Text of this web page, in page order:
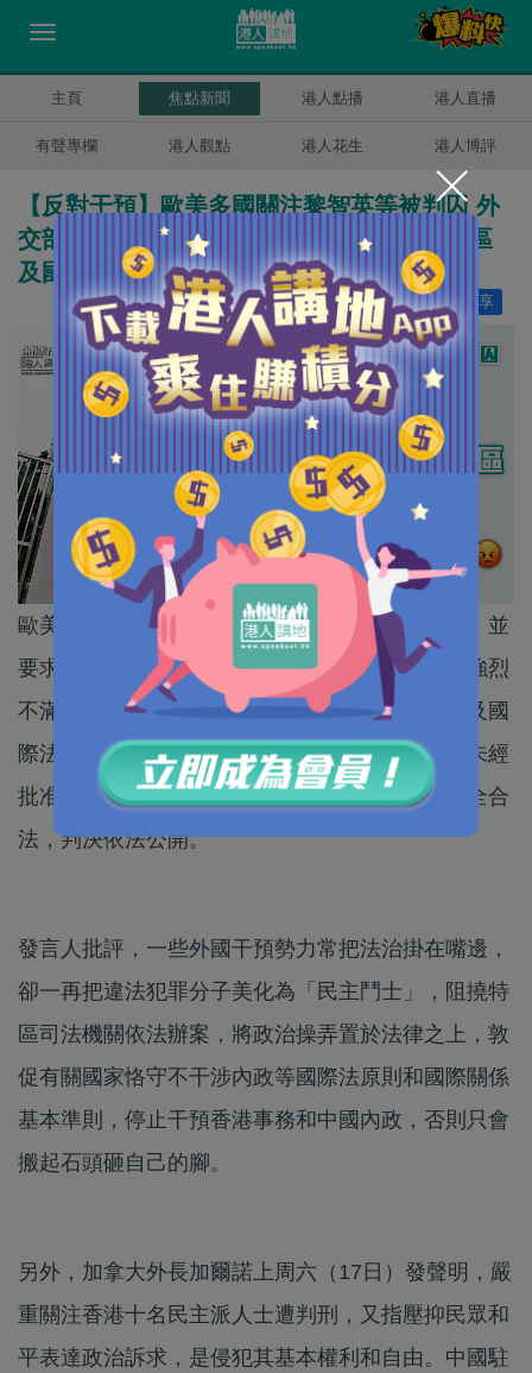
主頁 焦點新聞 港人點播 港人直播
有聲專欄 港人觀點 港人花生 港人博評
【反對干預】歐美多國關注黎智英等被判囚 外
交部駐港特派員公署：干預依法辦案是對特區
及國際法治雙重踐踏
分享
讚好 15
歐美多國關注香港民主派人士涉非法集結被判刑，並
要求釋放相關人士，外交部駐港特派員公署表示強烈
不滿和堅決反對，發言人嚴正指出，這是對特區及國
際法治雙重褻瀆與踐踏，指有關人員因組織參與未經
批准的非法集結被判刑，事實依據充分，程序完全合
法，判決依法公開。
發言人批評，一些外國干預勢力常把法治掛在嘴邊，
卻一再把違法犯罪分子美化為「民主鬥士」，阻撓特
區司法機關依法辦案，將政治操弄置於法律之上，敦
促有關國家恪守不干涉內政等國際法原則和國際關係
基本準則，停止干預香港事務和中國內政，否則只會
搬起石頭砸自己的腳。
另外，加拿大外長加爾諾上周六（17日）發聲明，嚴
重關注香港十名民主派人士遭判刑，又指壓抑民眾和
平表達政治訴求，是侵犯其基本權利和自由。中國駐